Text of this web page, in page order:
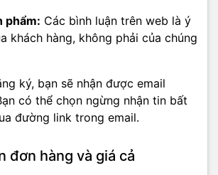
phẩm: Các bình luận trên web là ý
khách hàng, không phải của chúng
ký, bạn sẽ nhận được email
có thể chọn ngừng nhận tin bất
đường link trong email.
đơn hàng và giá cả